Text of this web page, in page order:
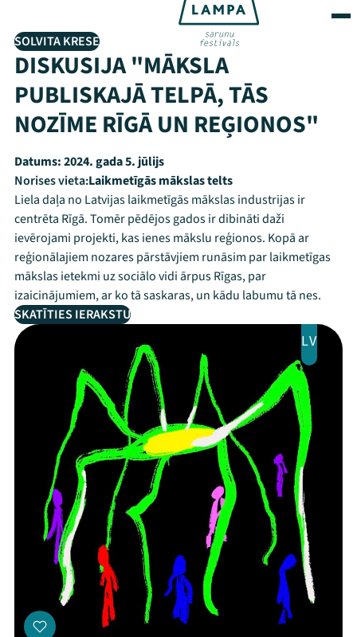
SOLVITA KRESE
DISKUSIJA "MĀKSLA
PUBLISKAJĀ TELPĀ, TĀS
NOZĪME RĪGĀ UN REĢIONOS"
Datums:2024. gada 5. jūlijs
Norises vieta:Laikmetīgās mākslas telts
Liela daļa no Latvijas laikmetīgās mākslas industrijas ir
centrēta Rīgā. Tomēr pēdējos gados ir dibināti daži
ievērojami projekti, kas ienes mākslu reģionos. Kopā ar
reģionālajiem nozares pārstāvjiem runāsim par laikmetīgas
mākslas ietekmi uz sociālo vidi ārpus Rīgas, par
izaicinājumiem, ar ko tā saskaras, un kādu labumu tā nes.
SKATĪTIES IERAKSTU
LV